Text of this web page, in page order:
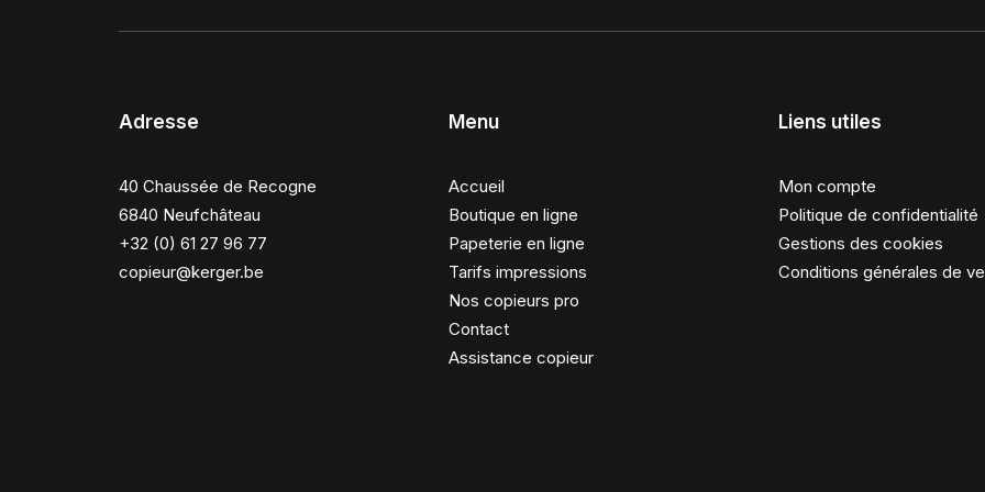
Adresse
40 Chaussée de Recogne
6840 Neufchâteau
+32 (0) 61 27 96 77
copieur@kerger.be
Menu
Accueil
Boutique en ligne
Papeterie en ligne
Tarifs impressions
Nos copieurs pro
Contact
Assistance copieur
Liens utiles
Mon compte
Politique de confidentialité
Gestions des cookies
Conditions générales de